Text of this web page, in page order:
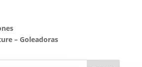
– Goleadoras